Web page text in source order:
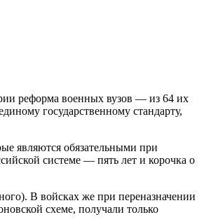
реформа военных вузов — из 64 их
государственному стандарту,
являются обязательными при
системе — пять лет и корочка о
В войсках же при переназначении
схеме, получали только